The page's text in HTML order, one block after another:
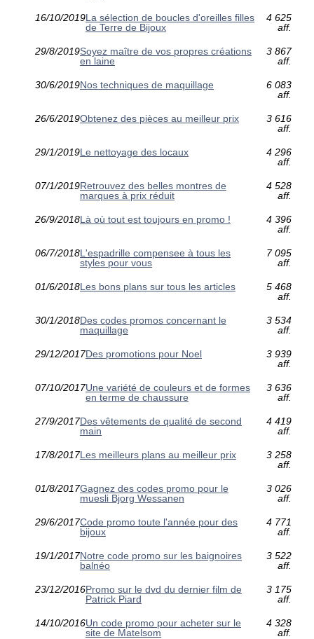
16/10/2019La sélection de boucles d'oreilles filles
de Terre de Bijoux
4 625
aff.
29/8/2019Soyez maître de vos propres créations
en laine
3 867
aff.
30/6/2019Nos techniques de maquillage
6 083
aff.
26/6/2019Obtenez des pièces au meilleur prix
3 616
aff.
29/1/2019Le nettoyage des locaux
4 296
aff.
07/1/2019Retrouvez des belles montres de
marques à prix réduit
4 528
aff.
26/9/2018Là où tout est toujours en promo !
4 396
aff.
06/7/2018L'espadrille compensee à tous les
styles pour vous
7 095
aff.
01/6/2018Les bons plans sur tous les articles
5 468
aff.
30/1/2018Des codes promos concernant le
maquillage
3 534
aff.
29/12/2017Des promotions pour Noel
3 939
aff.
07/10/2017Une variété de couleurs et de formes
en terme de chaussure
3 636
aff.
27/9/2017Des vêtements de qualité de second
main
4 419
aff.
17/8/2017Les meilleurs plans au meilleur prix
3 258
aff.
01/8/2017Gagnez des codes promo pour le
muesli Bjorg Wessanen
3 026
aff.
29/6/2017Code promo toute l'année pour des
bijoux
4 771
aff.
19/1/2017Notre code promo sur les baignoires
balnéo
3 522
aff.
23/12/2016Promo sur le dvd du dernier film de
Patrick Piard
3 175
aff.
14/10/2016Un code promo pour acheter sur le
site de Matelsom
4 328
aff.